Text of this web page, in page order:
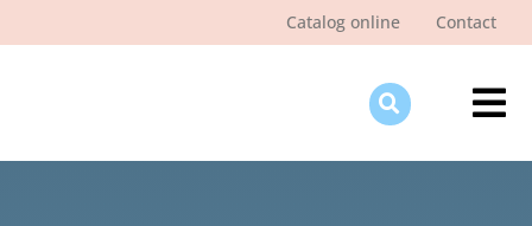
Catalog online Contact